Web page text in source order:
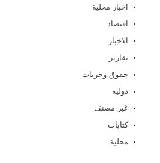
اخبار محلية
اقتصاد
الاخبار
تقارير
حقوق وحريات
دولية
غير مصنف
كتابات
محلية